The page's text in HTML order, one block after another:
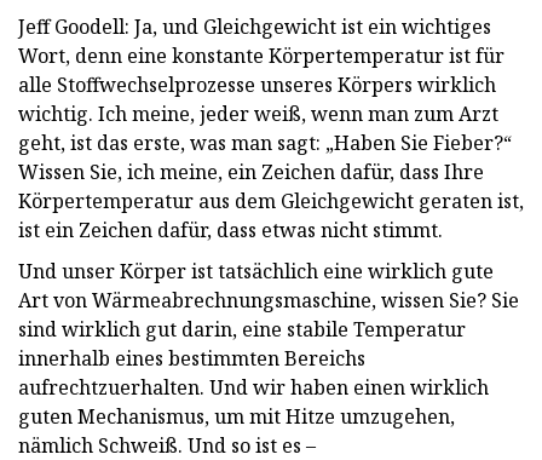
Jeff Goodell: Ja, und Gleichgewicht ist ein wichtiges
Wort, denn eine konstante Körpertemperatur ist für
alle Stoffwechselprozesse unseres Körpers wirklich
wichtig. Ich meine, jeder weiß, wenn man zum Arzt
geht, ist das erste, was man sagt: „Haben Sie Fieber?“
Wissen Sie, ich meine, ein Zeichen dafür, dass Ihre
Körpertemperatur aus dem Gleichgewicht geraten ist,
ist ein Zeichen dafür, dass etwas nicht stimmt.
Und unser Körper ist tatsächlich eine wirklich gute
Art von Wärmeabrechnungsmaschine, wissen Sie? Sie
sind wirklich gut darin, eine stabile Temperatur
innerhalb eines bestimmten Bereichs
aufrechtzuerhalten. Und wir haben einen wirklich
guten Mechanismus, um mit Hitze umzugehen,
nämlich Schweiß. Und so ist es –